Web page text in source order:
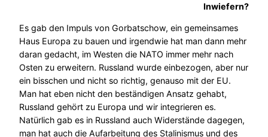
Inwiefern?
Es gab den Impuls von Gorbatschow, ein gemeinsames
Haus Europa zu bauen und irgendwie hat man dann mehr
daran gedacht, im Westen die NATO immer mehr nach
Osten zu erweitern. Russland wurde einbezogen, aber nur
ein bisschen und nicht so richtig, genauso mit der EU.
Man hat eben nicht den beständigen Ansatz gehabt,
Russland gehört zu Europa und wir integrieren es.
Natürlich gab es in Russland auch Widerstände dagegen,
man hat auch die Aufarbeitung des Stalinismus und des